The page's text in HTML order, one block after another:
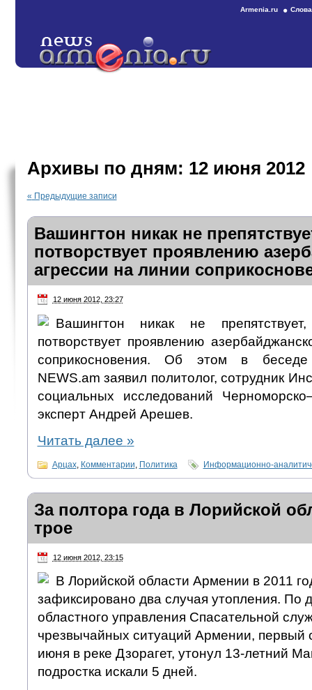
Armenia.ru
Архивы по дням: 12 июня 2012
« Предыдущие записи
Вашингтон никак не
потворствует проявлению
агрессии на линии
12 июня 2012, 23:27
Вашингтон никак не
потворствует проявлению
соприкосновения. Об этом в беседе
NEWS.am заявил политолог, сотрудник
социальных исследований
эксперт Андрей Арешев.
Читать далее »
Арцах, Комментарии Политика Информационно-
За полтора года в Лорийской
трое
12 июня 2012, 23:15
В Лорийской области Армении в 2011
зафиксировано два случая утопления. По
областного управления Спасательной
чрезвычайных ситуаций Армении, первый
июня в реке Дзорагет, утонул 13-летний
подростка искали 5 дней.